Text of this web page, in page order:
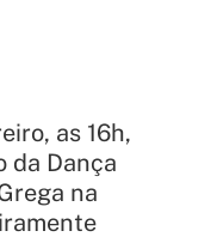
as 16h,
da Dança
na